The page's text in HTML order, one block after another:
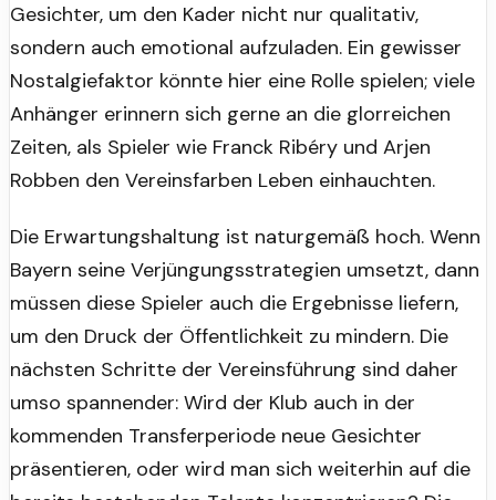
Gesichter, um den Kader nicht nur qualitativ,
sondern auch emotional aufzuladen. Ein gewisser
Nostalgiefaktor könnte hier eine Rolle spielen; viele
Anhänger erinnern sich gerne an die glorreichen
Zeiten, als Spieler wie Franck Ribéry und Arjen
Robben den Vereinsfarben Leben einhauchten.
Die Erwartungshaltung ist naturgemäß hoch. Wenn
Bayern seine Verjüngungsstrategien umsetzt, dann
müssen diese Spieler auch die Ergebnisse liefern,
um den Druck der Öffentlichkeit zu mindern. Die
nächsten Schritte der Vereinsführung sind daher
umso spannender: Wird der Klub auch in der
kommenden Transferperiode neue Gesichter
präsentieren, oder wird man sich weiterhin auf die